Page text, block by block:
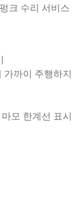
크 수리 서비스
가까이 주행하지
모 한계선 표시